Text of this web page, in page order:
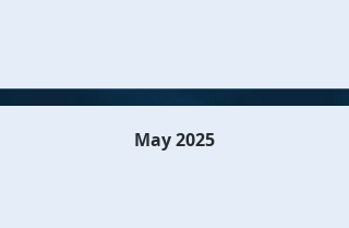
May 2025